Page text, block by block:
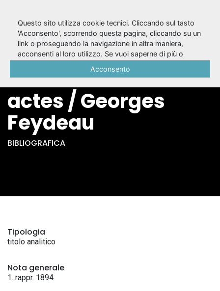
Un fil à la patte :
comédie en trois
actes / Georges
Feydeau
BIBLIOGRAFICA
Tipologia
titolo analitico
Nota generale
1. rappr. 1894
Questo sito utilizza cookie tecnici. Cliccando sul tasto
'Acconsento', scorrendo questa pagina, cliccando su un
link o proseguendo la navigazione in altra maniera,
acconsenti al loro utilizzo. Se vuoi saperne di più o
Acconsento